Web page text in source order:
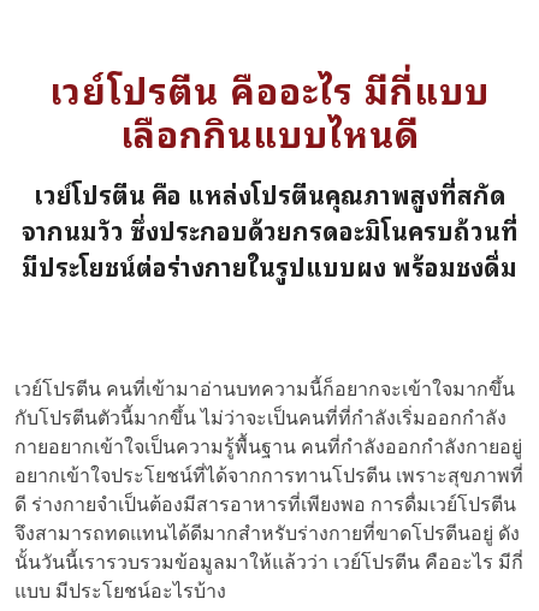
เวย์โปรตีน คืออะไร มีกี่แบบ
เลือกกินแบบไหนดี
เวย์โปรตีน คือ แหล่งโปรตีนคุณภาพสูงที่สกัด
จากนมวัว ซึ่งประกอบด้วยกรดอะมิโนครบถ้วนที่
มีประโยชน์ต่อร่างกายในรูปแบบผง พร้อมชงดื่ม
เวย์โปรตีน คนที่เข้ามาอ่านบทความนี้ก็อยากจะเข้าใจมากขึ้น
กับโปรตีนตัวนี้มากขึ้น ไม่ว่าจะเป็นคนที่ที่กำลังเริ่มออกกำลัง
กายอยากเข้าใจเป็นความรู้พื้นฐาน คนที่กำลังออกกำลังกายอยู่
อยากเข้าใจประโยชน์ที่ได้จากการทานโปรตีน เพราะสุขภาพที่
ดี ร่างกายจำเป็นต้องมีสารอาหารที่เพียงพอ การดื่มเวย์โปรตีน
จึงสามารถทดแทนได้ดีมากสำหรับร่างกายที่ขาดโปรตีนอยู่ ดัง
นั้นวันนี้เรารวบรวมข้อมูลมาให้แล้วว่า เวย์โปรตีน คืออะไร มีกี่
แบบ มีประโยชน์อะไรบ้าง